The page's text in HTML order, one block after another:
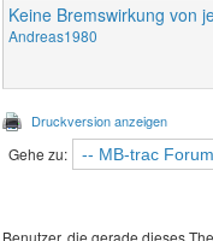
Keine Bremswirkung von
Andreas1980
Druckversion anzeigen
Gehe zu:
Benutzer, die gerade dieses